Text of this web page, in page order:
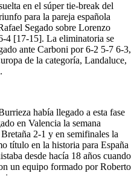
en el súper tie-break del
para la pareja española
Segado sobre Lorenzo
4 [17-15]. La eliminatoria se
ante Carboni por 6-2 5-7 6-3,
de la categoría, Landaluce,
había llegado a esta fase
en Valencia la semana
2-1 y en semifinales la
título en la historia para España
desde hacía 18 años cuando
un equipo formado por Roberto